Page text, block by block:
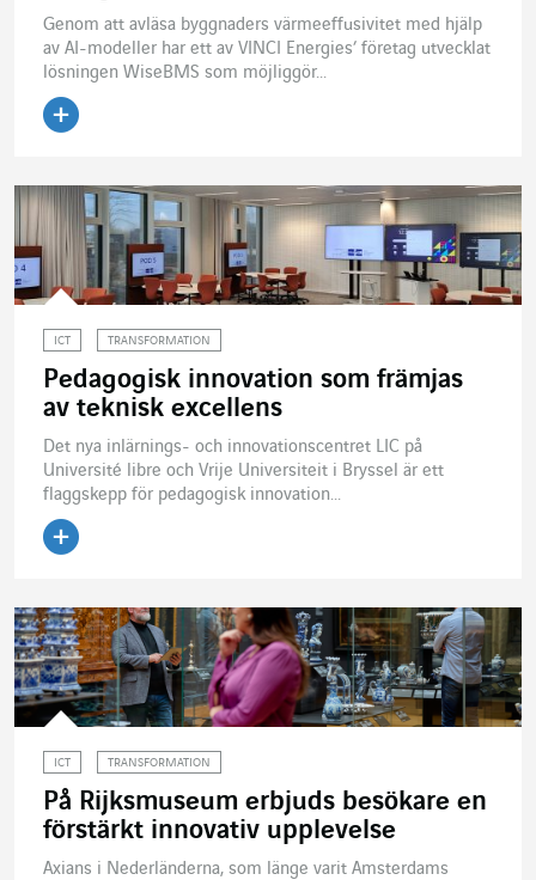
Genom att avläsa byggnaders värmeeffusivitet med hjälp
av AI-modeller har ett av VINCI Energies’ företag utvecklat
lösningen WiseBMS som möjliggör...
ICT TRANSFORMATION
Pedagogisk innovation som främjas
av teknisk excellens
Det nya inlärnings- och innovationscentret LIC på
Université libre och Vrije Universiteit i Bryssel är ett
flaggskepp för pedagogisk innovation...
ICT TRANSFORMATION
På Rijksmuseum erbjuds besökare en
förstärkt innovativ upplevelse
Axians i Nederländerna, som länge varit Amsterdams